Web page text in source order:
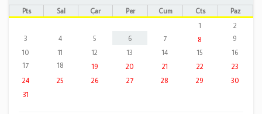
Pts Sal Çar Per Cum Cts
Paz
1
2
3
4 5 6 7 8
9
10
11 12 13 14 15
16
17
18 19 20 21 22
23
24
25 26 27 28 29
30
31